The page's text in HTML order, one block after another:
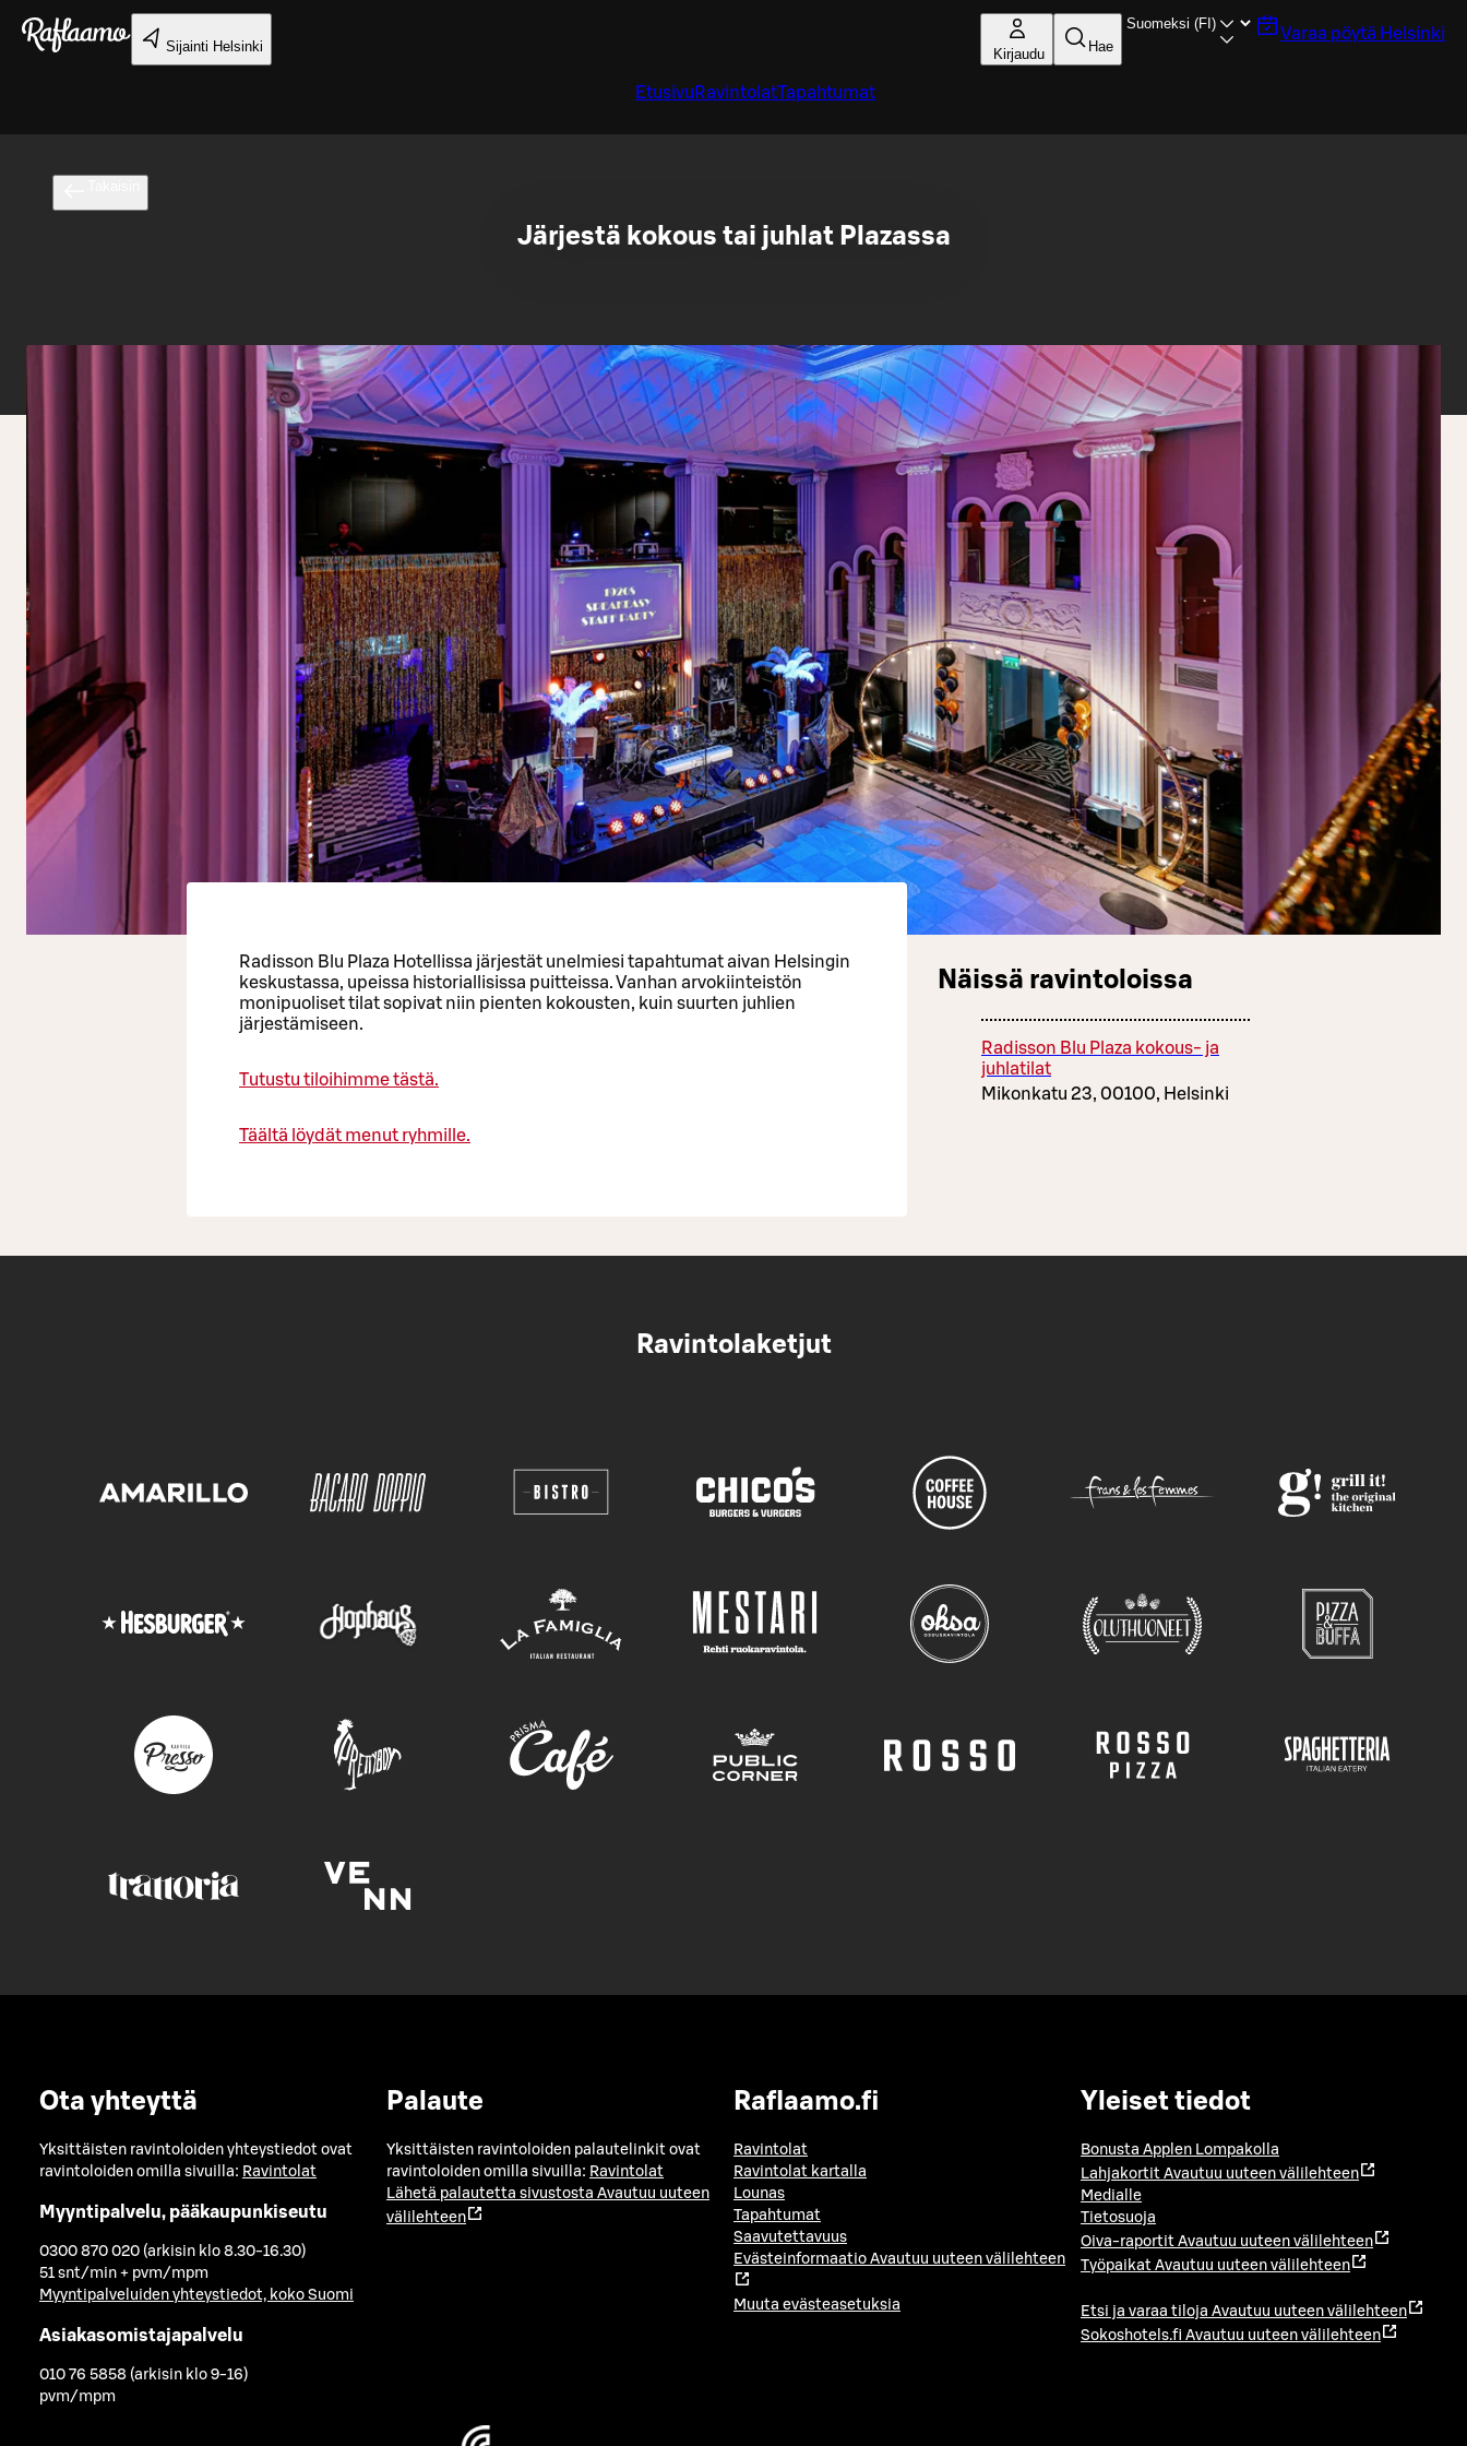
Siirry pääsisältöön
Sijainti Helsinki Kirjaudu Hae
Varaa pöytä Helsinki
Etusivu RavintolatTapahtumat
Järjestä kokous tai juhlat Plazassa
Radisson Blu Plaza Hotellissa järjestät unelmiesi tapahtumat aivan Helsingin
keskustassa, upeissa historiallisissa puitteissa. Vanhan arvokiinteistön
monipuoliset tilat sopivat niin pienten kokousten, kuin suurten juhlien
järjestämiseen.
Tutustu tiloihimme tästä.
Täältä löydät menut ryhmille.
Näissä ravintoloissa
Radisson Blu Plaza kokous- ja
juhlatilat
Mikonkatu 23, 00100, Helsinki
Ravintolaketjut
Ota yhteyttä
Yksittäisten ravintoloiden yhteystiedot ovat
ravintoloiden omilla sivuilla: Ravintolat
Myyntipalvelu, pääkaupunkiseutu
0300 870 020 (arkisin klo 8.30-16.30)
51 snt/min + pvm/mpm
Myyntipalveluiden yhteystiedot, koko Suomi
Asiakasomistajapalvelu
010 76 5858 (arkisin klo 9-16)
pvm/mpm
Palaute
Yksittäisten ravintoloiden palautelinkit ovat
ravintoloiden omilla sivuilla: Ravintolat
Lähetä palautetta sivustosta Avautuu uuteen
välilehteen
Raflaamo.fi
Ravintolat
Ravintolat kartalla
Lounas
Tapahtumat
Saavutettavuus
Evästeinformaatio Avautuu uuteen välilehteen
Muuta evästeasetuksia
Yleiset tiedot
Bonusta Applen Lompakolla
Lahjakortit Avautuu uuteen välilehteen
Medialle
Tietosuoja
Oiva-raportit Avautuu uuteen välilehteen
Työpaikat Avautuu uuteen välilehteen
Etsi ja varaa tiloja Avautuu uuteen välilehteen
Sokoshotels.fi Avautuu uuteen välilehteen